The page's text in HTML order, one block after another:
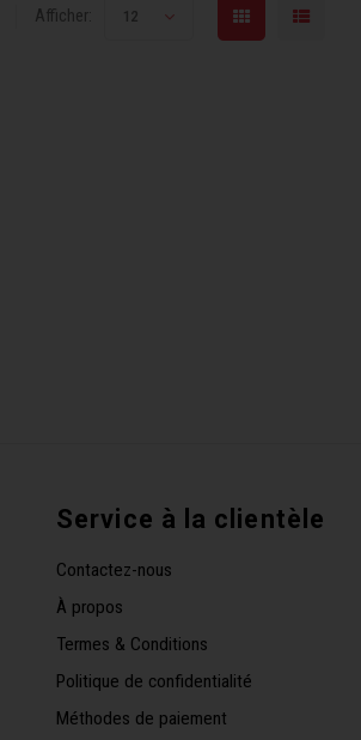
Afficher: 12
Service à la clientèle
Contactez-nous
À propos
Termes & Conditions
Politique de confidentialité
Méthodes de paiement